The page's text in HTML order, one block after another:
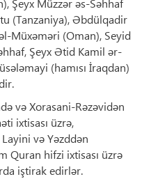
Şeyx Müzzər əs-Səhhaf
(Tanzaniya), Əbdülqadir
Müxəməri (Oman), Seyid
Şeyx Ətid Kamil ər-
(hamısı İraqdan)
və Xorasani-Rəzəvidən
ixtisası üzrə,
və Yəzddən
Quran hifzi ixtisası üzrə
iştirak edirlər.